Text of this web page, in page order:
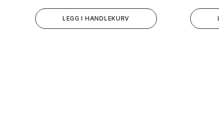
LEGG I HANDLEKURV
raskt